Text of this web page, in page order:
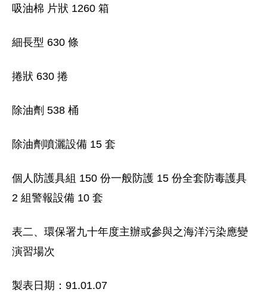
吸油棉 片狀 1260 箱
細長型 630 條
捲狀 630 捲
除油劑 538 桶
除油劑噴灑設備 15 套
個人防護具組 150 份一般防護 15 份全套防毒護具
2 組警報設備 10 套
表二、環保署九十年度主辦或參與之海洋污染應變
演習場次
製表日期：91.01.07